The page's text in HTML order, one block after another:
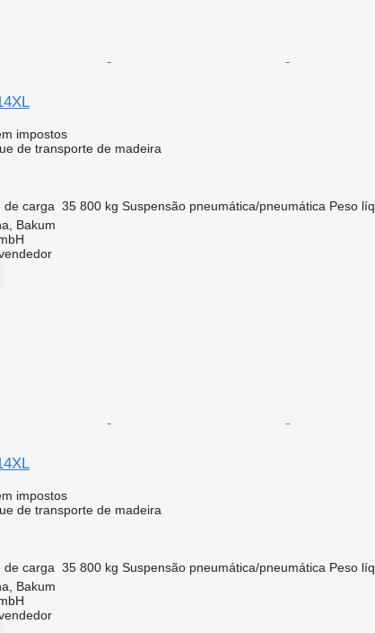
impostos
de transporte de madeira
de carga 35 800 kg Suspensão pneumática/pneumática Peso
Bakum
impostos
de transporte de madeira
de carga 35 800 kg Suspensão pneumática/pneumática Peso
Bakum